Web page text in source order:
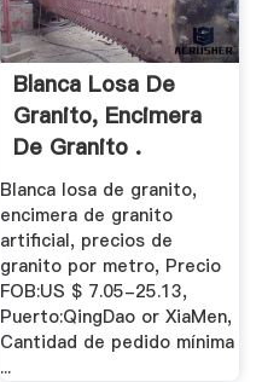
Blanca Losa De
Granito, Encimera
De Granito .
Blanca losa de granito,
encimera de granito
artificial, precios de
granito por metro, Precio
FOB:US $ 7.05-25.13,
Puerto:QingDao or XiaMen,
Cantidad de pedido mínima
...